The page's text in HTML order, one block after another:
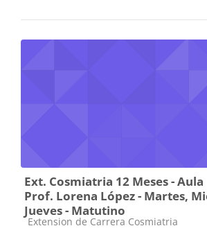
Ext. Cosmiatria 12 Meses -
Prof. Lorena López - Martes,
Jueves - Matutino
Categoría de cursos
Extension de Carrera Cosmiatria